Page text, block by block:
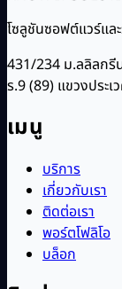
โซลูชันซอฟต์แวร์แล
431/234 ม.ลลิลกรี
ร.9 (89) แขวงประ
เมนู
บริการ
เกี่ยวกับเรา
ติดต่อเรา
พอร์ตโฟลิโอ
บล็อก